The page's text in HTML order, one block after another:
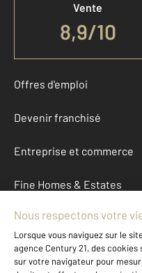
Vente
8,9/10
Offres d'emploi
Devenir franchisé
Entreprise et commerce
Fine Homes & Estates
À propos
International